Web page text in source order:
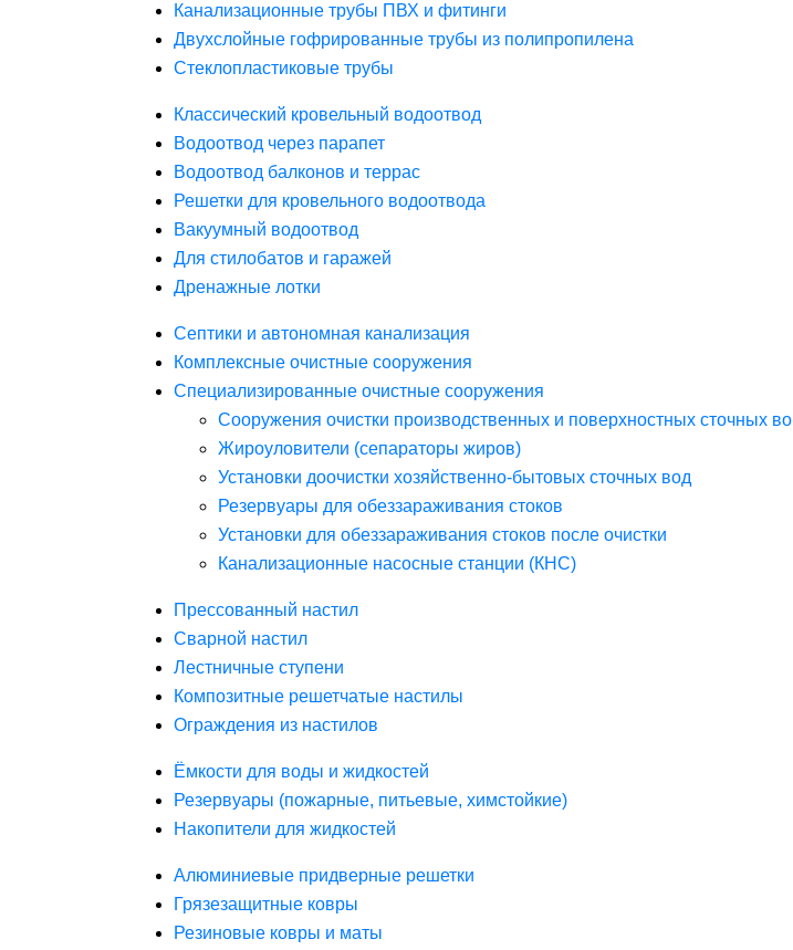
Канализационные трубы ПВХ и фитинги
Двухслойные гофрированные трубы из полипропилена
Стеклопластиковые трубы
Классический кровельный водоотвод
Водоотвод через парапет
Водоотвод балконов и террас
Решетки для кровельного водоотвода
Вакуумный водоотвод
Для стилобатов и гаражей
Дренажные лотки
Септики и автономная канализация
Комплексные очистные сооружения
Специализированные очистные сооружения
Сооружения очистки производственных и поверхностных сточных во
Жироуловители (сепараторы жиров)
Установки доочистки хозяйственно-бытовых сточных вод
Резервуары для обеззараживания стоков
Установки для обеззараживания стоков после очистки
Канализационные насосные станции (КНС)
Прессованный настил
Сварной настил
Лестничные ступени
Композитные решетчатые настилы
Ограждения из настилов
Ёмкости для воды и жидкостей
Резервуары (пожарные, питьевые, химстойкие)
Накопители для жидкостей
Алюминиевые придверные решетки
Грязезащитные ковры
Резиновые ковры и маты